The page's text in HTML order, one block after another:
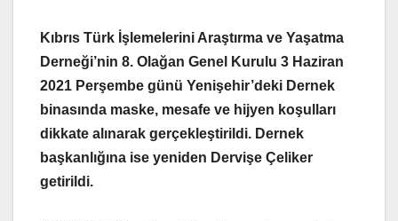
Kıbrıs Türk İşlemelerini Araştırma ve Yaşatma
Derneği’nin 8. Olağan Genel Kurulu 3 Haziran
2021 Perşembe günü Yenişehir’deki Dernek
binasında maske, mesafe ve hijyen koşulları
dikkate alınarak gerçekleştirildi. Dernek
başkanlığına ise yeniden Dervişe Çeliker
getirildi.